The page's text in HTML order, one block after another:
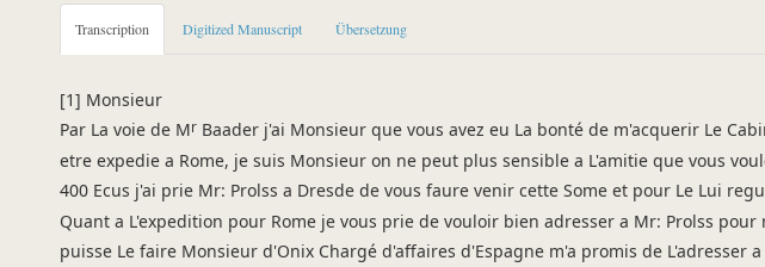
Metadata Concerning Header
Sender: d'Almeida), João de Almeida Melo e Castro (Chevalier
Recipient: Werner, Abraham Gottlob
Place of Dispatch: Wien
Date: 01.11.1788
Manuscript
Provider: Universitätsbibliothek "Georg Agricola" der Technischen Universität Bergakademie
Classification Number: Nachlass Abraham Gottlob Werner, Band II (B) S. 54-55
Transcription Digitized Manuscript Übersetzung
[1] Monsieur
Par La voie de Mr Baader j'ai Monsieur que vous avez eu La bonté de m'acquerir Le
etre expedie a Rome, je suis Monsieur on ne peut plus sensible a L'amitie que vous
400 Ecus j'ai prie Mr: Prolss a Dresde de vous faure venir cette Some et pour Le Lui
Quant a L'expedition pour Rome je vous prie de vouloir bien adresser a Mr: Prolss
puisse Le faire Monsieur d'Onix Chargé d'affaires d'Espagne m'a promis de L'adresser